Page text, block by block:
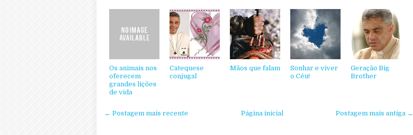
Os animais nos
oferecem
grandes lições
de vida
Catequese
conjugal
Mãos que falam
Sonhar e viver
o Céu!
Geração Big
Brother
← Postagem mais recente Postagem mais antiga →
Página inicial